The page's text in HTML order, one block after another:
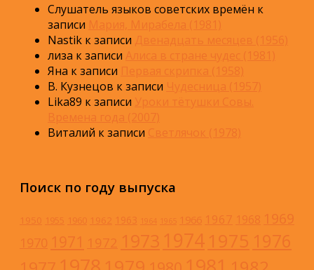
Слушатель языков советских времён к
записи Мария, Мирабела (1981)
Nastik к записи Двенадцать месяцев (1956)
лиза к записи Алиса в стране чудес (1981)
Яна к записи Первая скрипка (1958)
В. Кузнецов к записи Чудесница (1957)
Lika89 к записи Уроки тётушки Совы.
Времена года (2007)
Виталий к записи Светлячок (1978)
Поиск по году выпуска
1950 1955 1960 1962 1963 1964 1965 1966 1967 1968 1969
1970 1971 1972 1973 1974 1975 1976